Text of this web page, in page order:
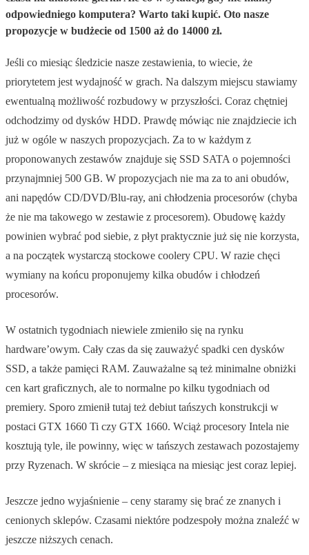
odpowiedniego komputera? Warto taki kupić. Oto nasze
propozycje w budżecie od 1500 aż do 14000 zł.
Jeśli co miesiąc śledzicie nasze zestawienia, to wiecie, że
priorytetem jest wydajność w grach. Na dalszym miejscu stawiamy
ewentualną możliwość rozbudowy w przyszłości. Coraz chętniej
odchodzimy od dysków HDD. Prawdę mówiąc nie znajdziecie ich
już w ogóle w naszych propozycjach. Za to w każdym z
proponowanych zestawów znajduje się SSD SATA o pojemności
przynajmniej 500 GB. W propozycjach nie ma za to ani obudów,
ani napędów CD/DVD/Blu-ray, ani chłodzenia procesorów (chyba
że nie ma takowego w zestawie z procesorem). Obudowę każdy
powinien wybrać pod siebie, z płyt praktycznie już się nie korzysta,
a na początek wystarczą stockowe coolery CPU. W razie chęci
wymiany na końcu proponujemy kilka obudów i chłodzeń
procesorów.
W ostatnich tygodniach niewiele zmieniło się na rynku
hardware’owym. Cały czas da się zauważyć spadki cen dysków
SSD, a także pamięci RAM. Zauważalne są też minimalne obniżki
cen kart graficznych, ale to normalne po kilku tygodniach od
premiery. Sporo zmienił tutaj też debiut tańszych konstrukcji w
postaci GTX 1660 Ti czy GTX 1660. Wciąż procesory Intela nie
kosztują tyle, ile powinny, więc w tańszych zestawach pozostajemy
przy Ryzenach. W skrócie – z miesiąca na miesiąc jest coraz lepiej.
Jeszcze jedno wyjaśnienie – ceny staramy się brać ze znanych i
cenionych sklepów. Czasami niektóre podzespoły można znaleźć w
jeszcze niższych cenach.